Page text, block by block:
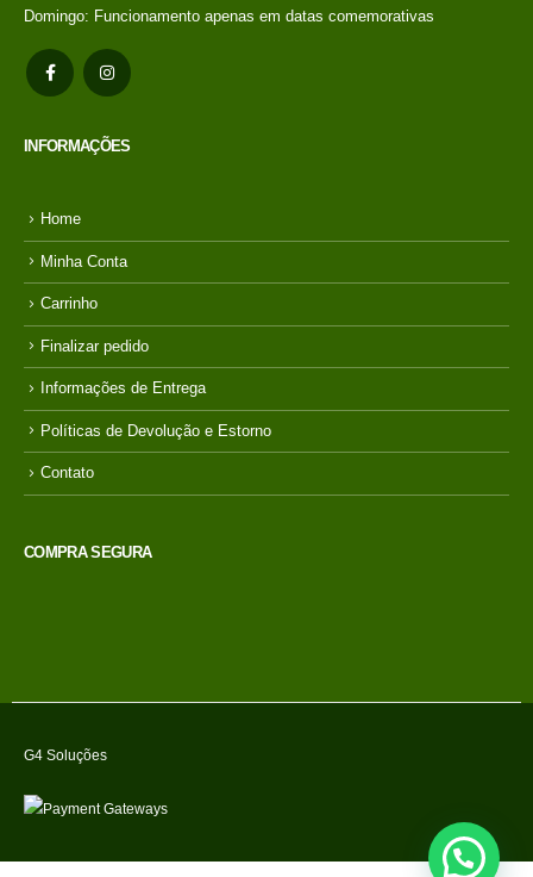
Domingo: Funcionamento apenas em datas comemorativas
INFORMAÇÕES
Home
Minha Conta
Carrinho
Finalizar pedido
Informações de Entrega
Políticas de Devolução e Estorno
Contato
COMPRA SEGURA
G4 Soluções